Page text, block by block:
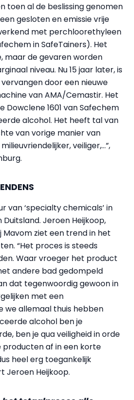
toen al de beslissing genomen
gesloten en emissie vrije
met perchloorethyleen
in SafeTainers). Het
maar de gevaren worden
niveau. Nu 15 jaar later, is
door een nieuwe
van AMA/Cemastir. Het
Dowclene 1601 van Safechem
alcohol. Het heeft tal van
van vorige manier van
veiliger,…”,
van ‘specialty chemicals’ in
Duitsland. Jeroen Heijkoop,
ziet een trend in het
“Het proces is steeds
Waar vroeger het product
andere bad gedompeld
dat tegenwoordig gewoon in
met een
we allemaal thuis hebben
alcohol ben je
ben je qua veiligheid in orde
af in een korte
heel erg toegankelijk
Jeroen Heijkoop.